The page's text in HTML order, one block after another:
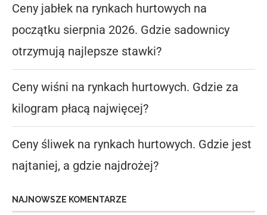
Ceny jabłek na rynkach hurtowych na
początku sierpnia 2026. Gdzie sadownicy
otrzymują najlepsze stawki?
Ceny wiśni na rynkach hurtowych. Gdzie za
kilogram płacą najwięcej?
Ceny śliwek na rynkach hurtowych. Gdzie jest
najtaniej, a gdzie najdrożej?
NAJNOWSZE KOMENTARZE